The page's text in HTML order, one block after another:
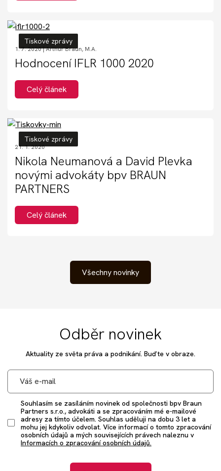
Tiskové zprávy
1. 7. 2020 |Arthur Braun, M.A.
Hodnocení IFLR 1000 2020
Celý článek
Tiskové zprávy
21. 1. 2020
Nikola Neumanová a David Plevka
novými advokáty bpv BRAUN
PARTNERS
Celý článek
Všechny novinky
Odběr novinek
Aktuality ze světa práva a podnikání. Buďte v obraze.
Souhlasím se zasíláním novinek od společnosti bpv Braun
Partners s.r.o., advokáti a se zpracováním mé e-mailové
adresy za tímto účelem. Souhlas uděluji na dobu 3 let a
mohu jej kdykoliv odvolat. Více informací o tomto zpracování
osobních údajů a mých souvisejících právech naleznu v
Informacích o zpracování osobních údajů.